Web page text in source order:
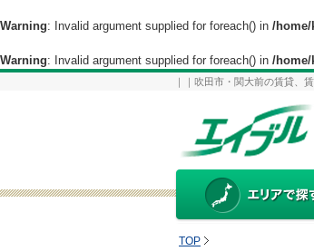
Warning: Invalid argument supplied for foreach() in /home/
Warning: Invalid argument supplied for foreach() in /home/
｜｜吹田市・関大前の賃貸、
TOP